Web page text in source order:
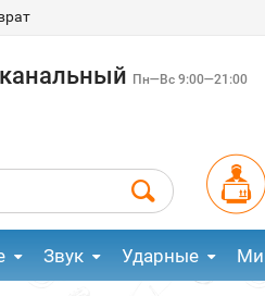
Пн—Вс 9:00—21:00
Звук Ударные